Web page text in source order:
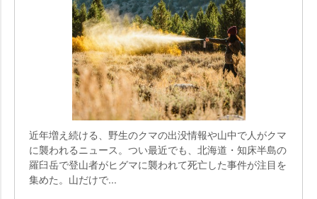
近年増え続ける、野生のクマの出没情報や山中で人がクマ
に襲われるニュース。つい最近でも、北海道・知床半島の
羅臼岳で登山者がヒグマに襲われて死亡した事件が注目を
集めた。山だけで...